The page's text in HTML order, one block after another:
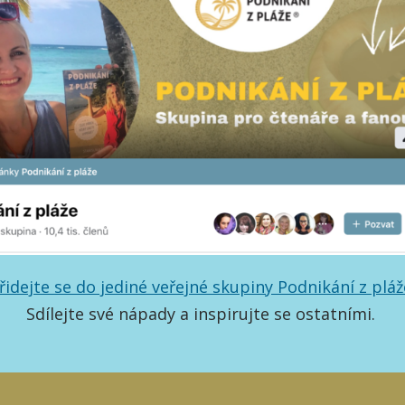
se do jediné veřejné skupiny Podnikání z
Sdílejte své nápady a inspirujte se ostatními.